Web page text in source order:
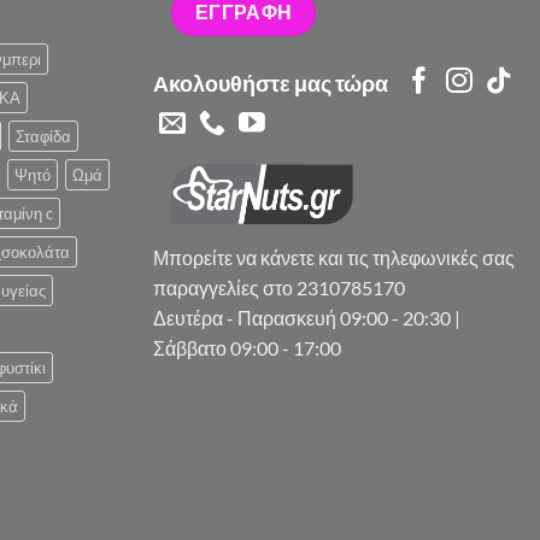
Σταφίδα
Ψητό
Ωμά
c
Ακολουθήστε μας τώρα
Μπορείτε να κάνετε και τις τηλεφωνικές σας
παραγγελίες στο 2310785170
Δευτέρα - Παρασκευή 09:00 - 20:30 |
Σάββατο 09:00 - 17:00